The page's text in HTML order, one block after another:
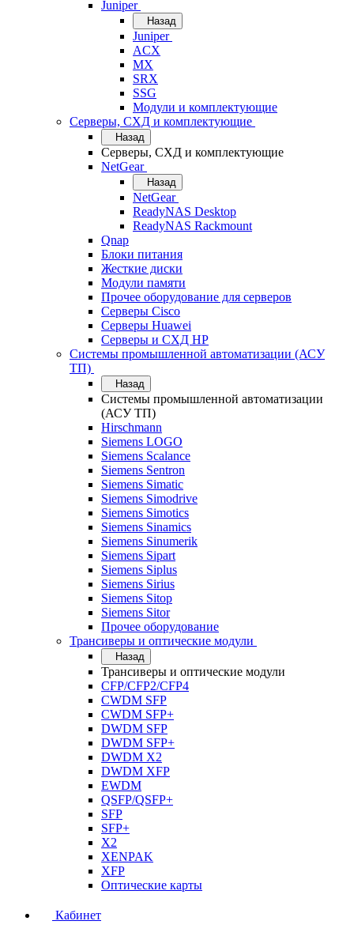
Juniper
Назад
Juniper
ACX
MX
SRX
SSG
Модули и комплектующие
Серверы, СХД и комплектующие
Назад
Серверы, СХД и комплектующие
NetGear
Назад
NetGear
ReadyNAS Desktop
ReadyNAS Rackmount
Qnap
Блоки питания
Жесткие диски
Модули памяти
Прочее оборудование для серверов
Серверы Cisco
Серверы Huawei
Серверы и СХД HP
Системы промышленной автоматизации (АСУ
ТП)
Назад
Системы промышленной автоматизации
(АСУ ТП)
Hirschmann
Siemens LOGO
Siemens Scalance
Siemens Sentron
Siemens Simatic
Siemens Simodrive
Siemens Simotics
Siemens Sinamics
Siemens Sinumerik
Siemens Sipart
Siemens Siplus
Siemens Sirius
Siemens Sitop
Siemens Sitor
Прочее оборудование
Трансиверы и оптические модули
Назад
Трансиверы и оптические модули
CFP/CFP2/CFP4
CWDM SFP
CWDM SFP+
DWDM SFP
DWDM SFP+
DWDM X2
DWDM XFP
EWDM
QSFP/QSFP+
SFP
SFP+
X2
XENPAK
XFP
Оптические карты
Кабинет